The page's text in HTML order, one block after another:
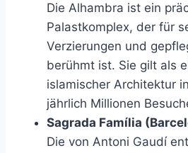
Die Alhambra ist ein
Palastkomplex, der für
Verzierungen und
berühmt ist. Sie gilt als
islamischer Architektur
jährlich Millionen
Sagrada Família
Die von Antoni Gaudí